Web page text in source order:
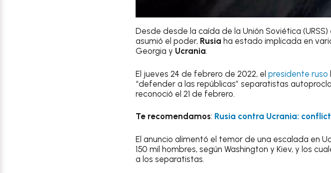
Desde desde la caída de la Unión Soviética
asumió el poder, Rusia ha estado implicada en
Georgia y Ucrania.
El jueves 24 de febrero de 2022, el presidente ruso
“defender a las repúblicas” separatistas
reconoció el 21 de febrero.
Te recomendamos: Rusia contra Ucrania:
El anuncio alimentó el temor de una escalada en
150 mil hombres, según Washington y Kiev, y los
a los separatistas.